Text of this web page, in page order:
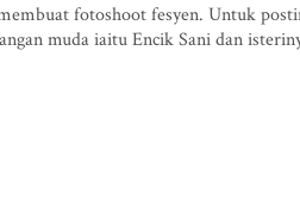
fotoshoot fesyen. Untuk
muda iaitu Encik Sani dan